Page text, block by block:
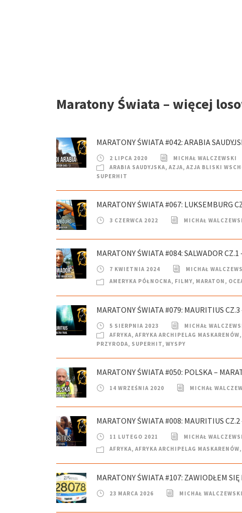
Maratony Świata – więcej
MARATONY ŚWIATA #042: ARABIA
2 LIPCA 2020
MICHAŁ WALCZEWSKI
ARABIA SAUDYJSKA, AZJA, AZJA BLISKI
SUPERHIT
MARATONY ŚWIATA #067: LUKSEMBURG
3 CZERWCA 2022 MICHAŁ
MARATONY ŚWIATA #084: SALWADOR
7 KWIETNIA 2024
MICHAŁ
AMERYKA PÓŁNOCNA, FILMY, MARATON ,
MARATONY ŚWIATA #079: MAURITIUS
5 SIERPNIA 2023
MICHAŁ
AFRYKA, AFRYKA ARCHIPELAG MASKARENÓW,
PRZYRODA, SUPERHIT, WYSPY
MARATONY ŚWIATA #050: POLSKA –
14 WRZEŚNIA 2020 MICHAŁ
MARATONY ŚWIATA #008: MAURITIUS
11 LUTEGO 2021
MICHAŁ
AFRYKA, AFRYKA ARCHIPELAG MASKARENÓW,
MARATONY ŚWIATA #107: ZAWIODŁEM
23 MARCA 2026 MICHAŁ WALCZEWSKI